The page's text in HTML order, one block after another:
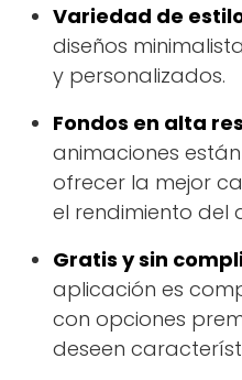
Variedad de
diseños
y personalizados.
Fondos en alta
animaciones
ofrecer la mejor
el rendimiento del
Gratis y sin
aplicación es
con opciones
deseen